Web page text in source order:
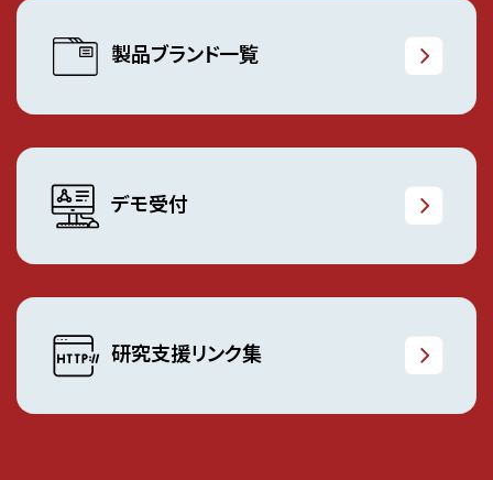
製品ブランド一覧
デモ受付
研究支援リンク集